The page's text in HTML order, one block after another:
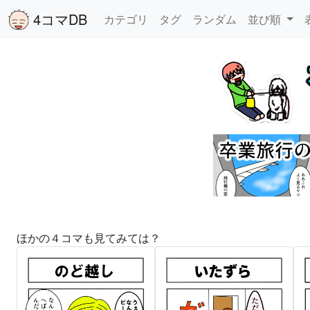
4コマDB カテゴリ タグ ランダム 並び順
ほかの４コマも見てみては？